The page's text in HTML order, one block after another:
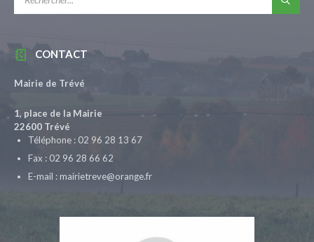
CONTACT
Mairie de Trévé
1, place de la Mairie
22600 Trévé
Téléphone : 02 96 28 13 67
Fax : 02 96 28 66 62
E-mail : mairietreve@orange.fr